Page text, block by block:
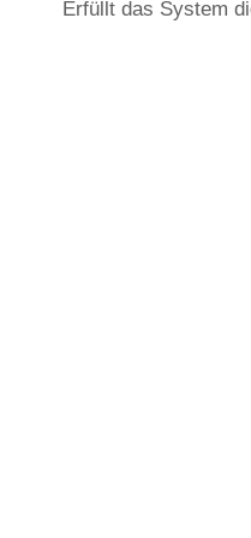
Erfüllt das System